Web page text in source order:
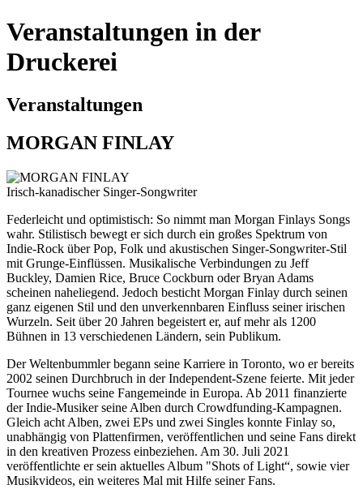
Veranstaltungen in der
Druckerei
Veranstaltungen
MORGAN FINLAY
Irisch-kanadischer Singer-Songwriter
Federleicht und optimistisch: So nimmt man Morgan Finlays Songs
wahr. Stilistisch bewegt er sich durch ein großes Spektrum von
Indie-Rock über Pop, Folk und akustischen Singer-Songwriter-Stil
mit Grunge-Einflüssen. Musikalische Verbindungen zu Jeff
Buckley, Damien Rice, Bruce Cockburn oder Bryan Adams
scheinen naheliegend. Jedoch besticht Morgan Finlay durch seinen
ganz eigenen Stil und den unverkennbaren Einfluss seiner irischen
Wurzeln. Seit über 20 Jahren begeistert er, auf mehr als 1200
Bühnen in 13 verschiedenen Ländern, sein Publikum.
Der Weltenbummler begann seine Karriere in Toronto, wo er bereits
2002 seinen Durchbruch in der Independent-Szene feierte. Mit jeder
Tournee wuchs seine Fangemeinde in Europa. Ab 2011 finanzierte
der Indie-Musiker seine Alben durch Crowdfunding-Kampagnen.
Gleich acht Alben, zwei EPs und zwei Singles konnte Finlay so,
unabhängig von Plattenfirmen, veröffentlichen und seine Fans direkt
in den kreativen Prozess einbeziehen. Am 30. Juli 2021
veröffentlichte er sein aktuelles Album "Shots of Light“, sowie vier
Musikvideos, ein weiteres Mal mit Hilfe seiner Fans.